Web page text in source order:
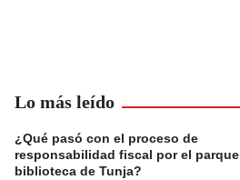
Lo más leído
¿Qué pasó con el proceso de
responsabilidad fiscal por el parque
biblioteca de Tunja?